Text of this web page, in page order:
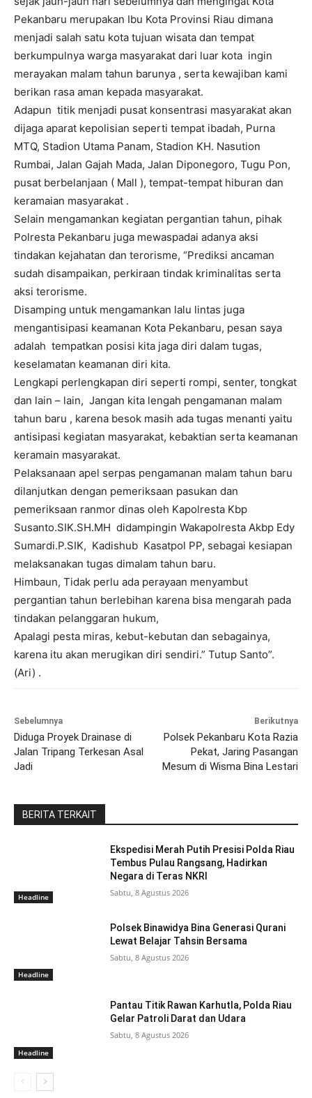
Pekanbaru merupakan Ibu Kota Provinsi Riau dimana
menjadi salah satu kota tujuan wisata dan tempat
berkumpulnya warga masyarakat dari luar kota ingin
merayakan malam tahun barunya , serta kewajiban kami
berikan rasa aman kepada masyarakat.
Adapun titik menjadi pusat konsentrasi masyarakat akan
dijaga aparat kepolisian seperti tempat ibadah, Purna
MTQ, Stadion Utama Panam, Stadion KH. Nasution
Rumbai, Jalan Gajah Mada, Jalan Diponegoro, Tugu Pon,
pusat berbelanjaan ( Mall ), tempat-tempat hiburan dan
keramaian masyarakat .
Selain mengamankan kegiatan pergantian tahun, pihak
Polresta Pekanbaru juga mewaspadai adanya aksi
tindakan kejahatan dan terorisme, “Prediksi ancaman
sudah disampaikan, perkiraan tindak kriminalitas serta
aksi terorisme.
Disamping untuk mengamankan lalu lintas juga
mengantisipasi keamanan Kota Pekanbaru, pesan saya
adalah tempatkan posisi kita jaga diri dalam tugas,
keselamatan keamanan diri kita.
Lengkapi perlengkapan diri seperti rompi, senter, tongkat
dan lain – lain, Jangan kita lengah pengamanan malam
tahun baru , karena besok masih ada tugas menanti yaitu
antisipasi kegiatan masyarakat, kebaktian serta keamanan
keramain masyarakat.
Pelaksanaan apel serpas pengamanan malam tahun baru
dilanjutkan dengan pemeriksaan pasukan dan
pemeriksaan ranmor dinas oleh Kapolresta Kbp
Susanto.SIK.SH.MH didampingin Wakapolresta Akbp Edy
Sumardi.P.SIK, Kadishub Kasatpol PP, sebagai kesiapan
melaksanakan tugas dimalam tahun baru.
Himbaun, Tidak perlu ada perayaan menyambut
pergantian tahun berlebihan karena bisa mengarah pada
tindakan pelanggaran hukum,
Apalagi pesta miras, kebut-kebutan dan sebagainya,
karena itu akan merugikan diri sendiri.” Tutup Santo”.
(Ari) .
Sebelumnya
Diduga Proyek Drainase di
Jalan Tripang Terkesan Asal
Jadi
Berikutnya
Polsek Pekanbaru Kota Razia
Pekat, Jaring Pasangan
Mesum di Wisma Bina Lestari
BERITA TERKAIT
Headline
Ekspedisi Merah Putih Presisi Polda Riau
Tembus Pulau Rangsang, Hadirkan
Negara di Teras NKRI
Sabtu, 8 Agustus 2026
Headline
Polsek Binawidya Bina Generasi Qurani
Lewat Belajar Tahsin Bersama
Sabtu, 8 Agustus 2026
Headline
Pantau Titik Rawan Karhutla, Polda Riau
Gelar Patroli Darat dan Udara
Sabtu, 8 Agustus 2026